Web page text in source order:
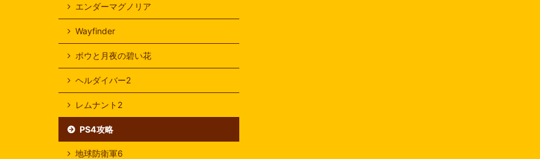
エンダーマグノリア
Wayfinder
ボウと月夜の碧い花
ヘルダイバー2
レムナント2
PS4攻略
地球防衛軍6